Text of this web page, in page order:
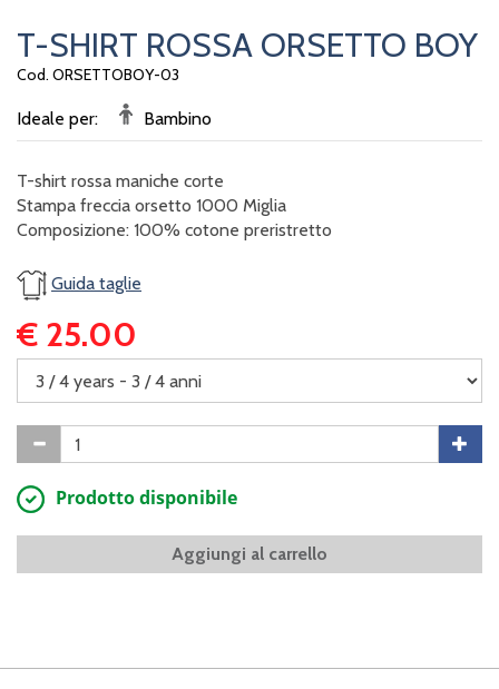
T-SHIRT ROSSA ORSETTO BOY
Cod. ORSETTOBOY-03
Ideale per: Bambino
T-shirt rossa maniche corte
Stampa freccia orsetto 1000 Miglia
Composizione: 100% cotone preristretto
Guida taglie
€ 25.00
Prodotto disponibile
Aggiungi al carrello